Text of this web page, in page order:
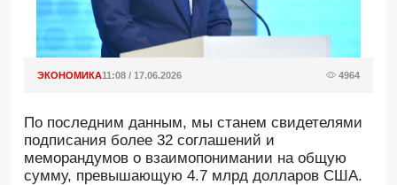
ЭКОНОМИКА11:08 / 17.06.2026 4964
По последним данным, мы станем свидетелями
подписания более 32 соглашений и
меморандумов о взаимопонимании на общую
сумму, превышающую 4.7 млрд долларов США.